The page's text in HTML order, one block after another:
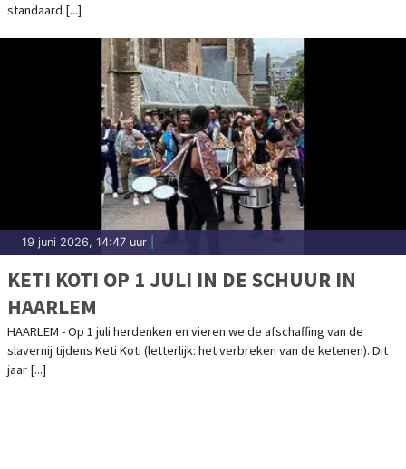
standaard [...]
19 juni 2026, 14:47 uur
KETI KOTI OP 1 JULI IN DE SCHUUR IN
HAARLEM
HAARLEM - Op 1 juli herdenken en vieren we de afschaffing van de
slavernij tijdens Keti Koti (letterlijk: het verbreken van de ketenen). Dit
jaar [...]